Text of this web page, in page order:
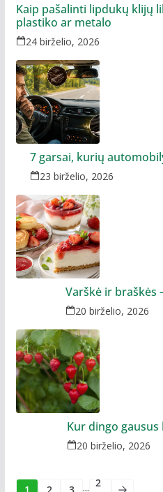
Kaip pašalinti lipdukų klijų
plastiko ar metalo
24 birželio, 2026
7 garsai, kurių
23 birželio, 2026
Varškė ir braškės
20 birželio, 2026
Kur dingo
20 birželio, 2026
... 2